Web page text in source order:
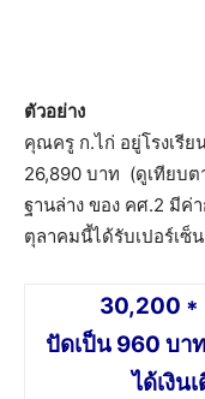
ตัวอย่าง
คุณครู ก.ไก่ อยู่โรงเรีย
26,890 บาท (ดูเทียบต
ฐานล่าง ของ คศ.2 มีค่
ตุลาคมนี้ได้รับเปอร์เซ็
30,200 *
ปัดเป็น 960 บา
ได้เงิน